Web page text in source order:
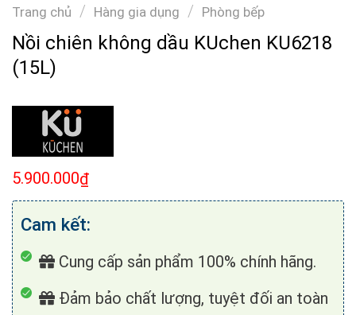
Trang chủ / Hàng gia dụng / Phòng bếp
Nồi chiên không dầu KUchen KU6218
(15L)
5.900.000₫
Cam kết:
Cung cấp sản phẩm 100% chính hãng.
Đảm bảo chất lượng, tuyệt đối an toàn